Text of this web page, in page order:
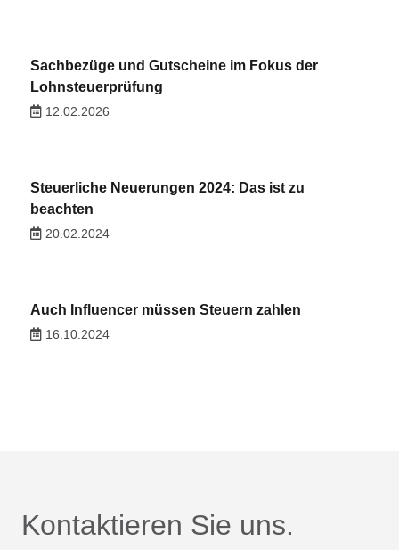
Sachbezüge und Gutscheine im Fokus der
Lohnsteuerprüfung
12.02.2026
Steuerliche Neuerungen 2024: Das ist zu
beachten
20.02.2024
Auch Influencer müssen Steuern zahlen
16.10.2024
Kontaktieren Sie uns.